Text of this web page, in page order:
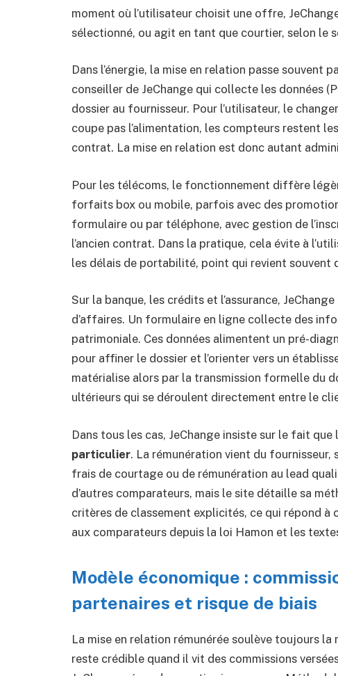
moment où l’utilisateur choisit une offre,
sélectionné, ou agit en tant que courtier, selon le
Dans l’énergie, la mise en relation passe souvent
conseiller de JeChange qui collecte les données
dossier au fournisseur. Pour l’utilisateur, le
coupe pas l’alimentation, les compteurs restent
contrat. La mise en relation est donc autant
Pour les télécoms, le fonctionnement diffère
forfaits box ou mobile, parfois avec des
formulaire ou par téléphone, avec gestion de
l’ancien contrat. Dans la pratique, cela évite à
les délais de portabilité, point qui revient souvent
Sur la banque, les crédits et l’assurance,
d’affaires. Un formulaire en ligne collecte des
patrimoniale. Ces données alimentent un pré-
pour affiner le dossier et l’orienter vers un
matérialise alors par la transmission formelle du
ultérieurs qui se déroulent directement entre le
Dans tous les cas, JeChange insiste sur le fait
particulier. La rémunération vient du fournisseur,
frais de courtage ou de rémunération au lead
d’autres comparateurs, mais le site détaille sa
critères de classement explicités, ce qui répond
aux comparateurs depuis la loi Hamon et les
Modèle économique :
partenaires et risque de biais
La mise en relation rémunérée soulève toujours
reste crédible quand il vit des commissions